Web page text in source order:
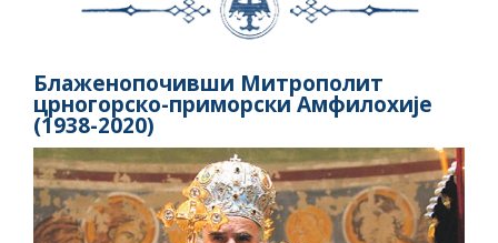
Блаженопочивши Митрополит
црногорско-приморски Амфилохије
(1938-2020)